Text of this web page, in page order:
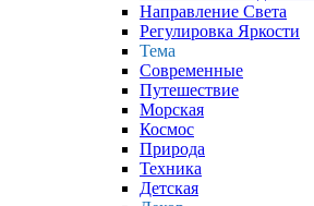
Направление Света
Регулировка Яркости
Тема
Современные
Путешествие
Морская
Космос
Природа
Техника
Детская